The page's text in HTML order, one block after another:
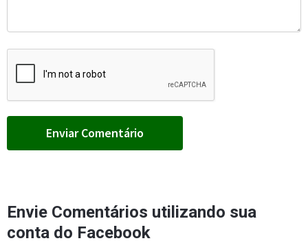
Envie Comentários utilizando sua
conta do Facebook